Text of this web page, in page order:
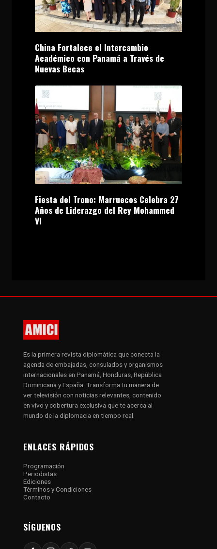
China Fortalece el Intercambio
Académico con Panamá a Través de
Nuevas Becas
Fiesta del Trono: Marruecos Celebra 27
Años de Liderazgo del Rey Mohammed
VI
Es la primera revista diplomática que conecta la
agenda de embajadas, consulados y organismos
internacionales en Panamá, Honduras, República
Dominicana y España. Transforma tu manera de
ver televisión con noticias relevantes, contenido
en vivo y cobertura exclusiva que te acerca al
mundo de la diplomacia en tiempo real.
ENLACES RÁPIDOS
Programación
Periodistas
Ediciones
Términos y Condiciones
Contacto
SÍGUENOS